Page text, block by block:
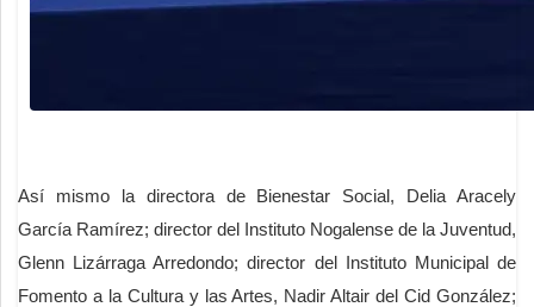
Así mismo la directora de Bienestar Social, Delia Aracely
García Ramírez; director del Instituto Nogalense de la Juventud,
Glenn Lizárraga Arredondo; director del Instituto Municipal de
Fomento a la Cultura y las Artes, Nadir Altair del Cid González;